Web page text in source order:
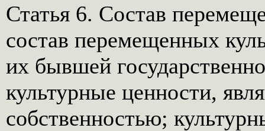
Статья 6. Состав
состав перемещенных
их бывшей
культурные ценности,
собственностью;